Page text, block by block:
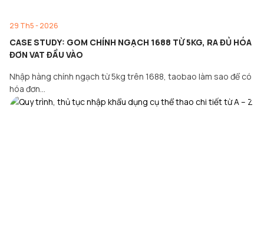
29 Th5 - 2026
CASE STUDY: GOM CHÍNH NGẠCH 1688 TỪ 5KG, RA ĐỦ HÓA
ĐƠN VAT ĐẦU VÀO
Nhập hàng chính ngạch từ 5kg trên 1688, taobao làm sao để có
hóa đơn…